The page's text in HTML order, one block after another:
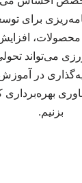
برای
افزایش
می‌تواند
در
بزنیم.